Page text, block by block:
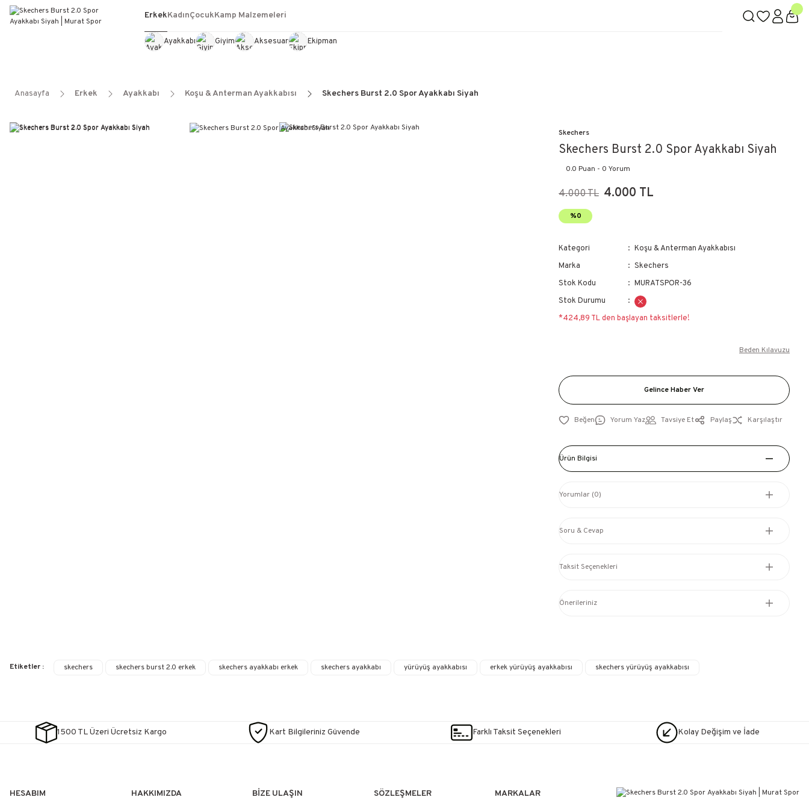
Erkek
Ayakkabı Giyim Aksesuar Ekipman
KadınÇocukKamp Malzemeleri
Anasayfa Erkek Ayakkabı Koşu & Anterman Ayakkabısı Skechers Burst 2.0 Spor Ayakkabı Siyah
Skechers
Skechers Burst 2.0 Spor Ayakkabı Siyah
0.0 Puan - 0 Yorum
4.000 TL 4.000 TL
%0
Kategori
Koşu & Anterman Ayakkabısı
Marka
Skechers
Stok Kodu
MURATSPOR-36
Stok Durumu
*424,89 TL den başlayan taksitlerle!
Beden Kılavuzu
Gelince Haber Ver
Yorum Yaz Tavsiye Et Paylaş Karşılaştır
Ürün Bilgisi
Yorumlar (0)
Soru & Cevap
Taksit Seçenekleri
Önerileriniz
Etiketler : skechers skechers burst 2.0 erkek skechers ayakkabı erkek skechers ayakkabı yürüyüş ayakkabısı erkek yürüyüş ayakkabısı skechers yürüyüş ayakkabısı
1500 TL Üzeri Ücretsiz Kargo Kart Bilgileriniz Güvende Farklı Taksit Seçenekleri Kolay Değişim ve İade
HESABIM HAKKIMIZDA BİZE ULAŞIN SÖZLEŞMELER MARKALAR